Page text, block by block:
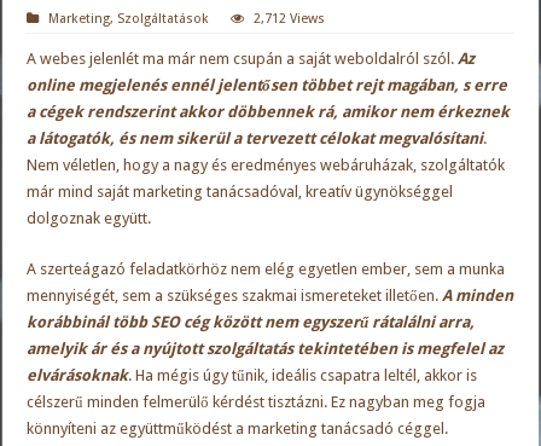
Marketing, Szolgáltatások 2,712 Views
A webes jelenlét ma már nem csupán a saját weboldalról szól.Az
online megjelenés ennél jelentősen többet rejt magában, s erre
a cégek rendszerint akkor döbbennek rá, amikor nem érkeznek
a látogatók, és nem sikerül a tervezett célokat megvalósítani.
Nem véletlen, hogy a nagy és eredményes webáruházak, szolgáltatók
már mind saját marketing tanácsadóval, kreatív ügynökséggel
dolgoznak együtt.
A szerteágazó feladatkörhöz nem elég egyetlen ember, sem a munka
mennyiségét, sem a szükséges szakmai ismereteket illetően.A minden
korábbinál több SEO cég között nem egyszerű rátalálni arra,
amelyik ár és a nyújtott szolgáltatás tekintetében is megfelel az
elvárásoknak. Ha mégis úgy tűnik, ideális csapatra leltél, akkor is
célszerű minden felmerülő kérdést tisztázni. Ez nagyban meg fogja
könnyíteni az együttműködést amarketing tanácsadó céggel.